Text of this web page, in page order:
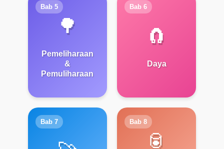
Bab 5
🌳
Pemeliharaan
&
Pemuliharaan
Bab 6
🧲
Daya
Bab 7 Bab 8
🥫